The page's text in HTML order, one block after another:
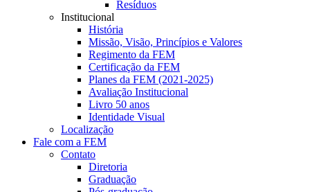
Resíduos
Institucional
História
Missão, Visão, Princípios e Valores
Regimento da FEM
Certificação da FEM
Planes da FEM (2021-2025)
Avaliação Institucional
Livro 50 anos
Identidade Visual
Localização
Fale com a FEM
Contato
Diretoria
Graduação